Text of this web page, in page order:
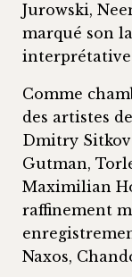
Jurowski,
marqué son
Comme
des artistes
Dmitry
Gutman,
Maximilian
raffinement
Naxos,